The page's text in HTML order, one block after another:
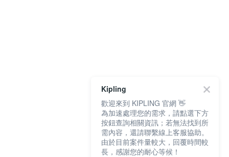
Kipling
歡迎來到 KIPLING 官網 👋
為加速處理您的需求，請點選下方
按鈕查詢相關資訊；若無法找到所
需內容，還請聯繫線上客服協助。
由於目前案件量較大，回覆時間較
長，感謝您的耐心等候！